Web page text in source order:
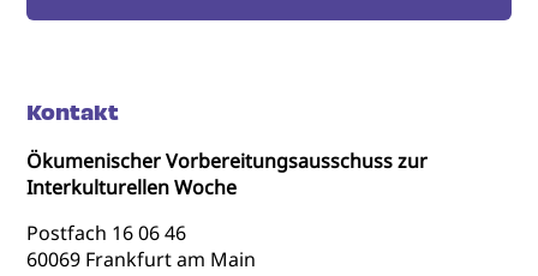
Kontakt
Ökumenischer Vorbereitungsausschuss zur
Interkulturellen Woche
Postfach 16 06 46
60069 Frankfurt am Main